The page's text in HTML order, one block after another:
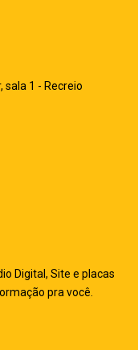
sala 1 - Recreio
Digital, Site e placas
pra você.